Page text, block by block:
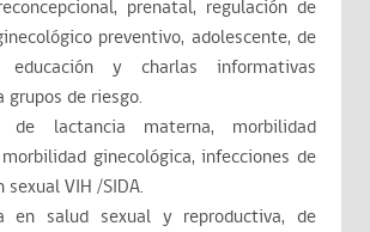
prenatal, regulación de
preventivo, adolescente, de
educación y charlas informativas
grupos de riesgo.
de lactancia materna, morbilidad
ginecológica, infecciones de
VIH /SIDA.
en salud sexual y reproductiva, de